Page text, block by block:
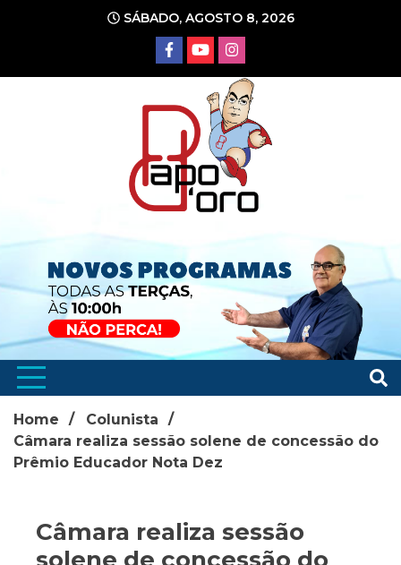
conteúdo
SÁBADO, AGOSTO 8, 2026
Home
Colunista
Câmara realiza sessão solene de concessão do
Prêmio Educador Nota Dez
Câmara realiza sessão